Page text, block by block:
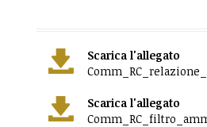
Scarica l'allegato
Scarica l'allegato